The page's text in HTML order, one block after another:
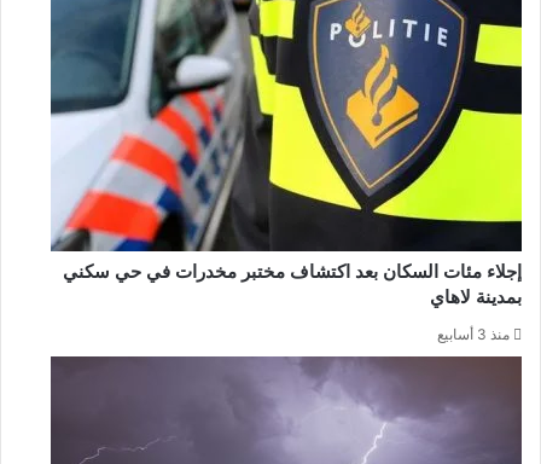
إجلاء مئات السكان بعد اكتشاف مختبر مخدرات في حي سكني
بمدينة لاهاي
منذ 3 أسابيع